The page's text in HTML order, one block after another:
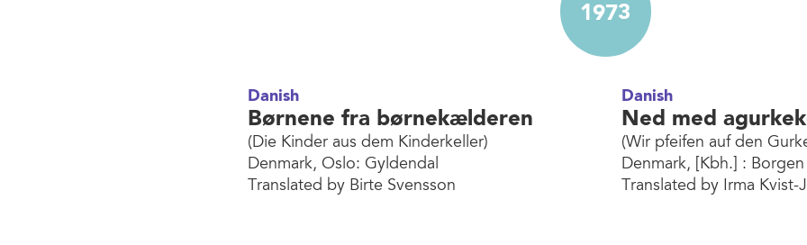
1973
Danish
Børnene fra børnekælderen
(Die Kinder aus dem Kinderkeller)
Denmark, Oslo: Gyldendal
Translated by Birte Svensson
Danish
Ned med
(Wir pfeifen auf den
Denmark, [Kbh.] : Borgen
Translated by Irma Kvist-